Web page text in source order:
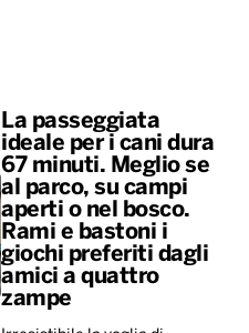
La passeggiata
ideale per i cani dura
67 minuti. Meglio se
al parco, su campi
aperti o nel bosco.
Rami e bastoni i
giochi preferiti dagli
amici a quattro
zampe